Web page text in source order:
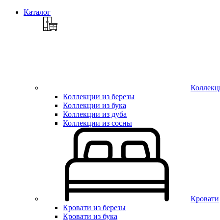
Каталог
Коллекции из березы
Коллекции из бука
Коллекции из дуба
Коллекции из сосны
Кровати
Кровати из березы
Кровати из бука